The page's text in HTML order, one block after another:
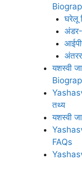
घरेलू
यशस्वी
तथ्य
यशस्वी
FAQs